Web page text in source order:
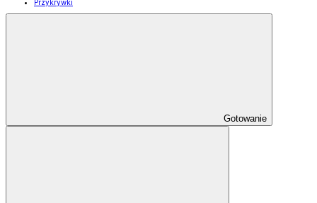
Przykrywki
Gotowanie